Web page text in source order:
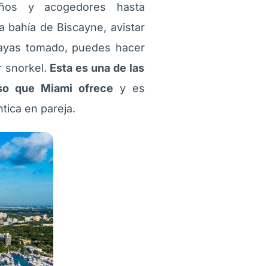
y acogedores hasta
bahía de Biscayne, avistar
tomado, puedes hacer
snorkel. Esta es una de las
que Miami ofrece y es
en pareja.